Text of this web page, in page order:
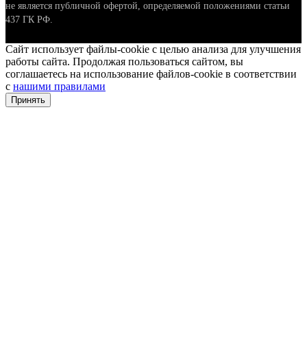
не является публичной офертой, определяемой положениями статьи
437 ГК РФ.
Сайт использует файлы-cookie с целью анализа для улучшения
работы сайта. Продолжая пользоваться сайтом, вы
соглашаетесь на использование файлов-cookie в соответствии
с нашими правилами
Принять